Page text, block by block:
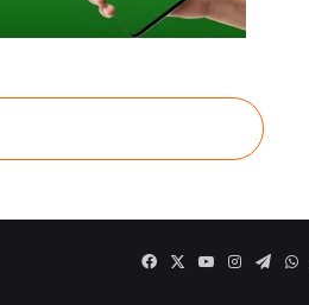
FacebookYouTube